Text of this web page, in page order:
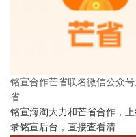
铭宣合作芒省联名微信公众
省
铭宣海淘大力和芒省合作，
录铭宣后台，直接查看清..